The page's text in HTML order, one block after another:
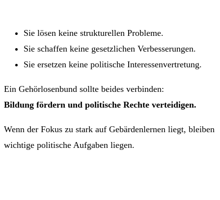
Sie lösen keine strukturellen Probleme.
Sie schaffen keine gesetzlichen Verbesserungen.
Sie ersetzen keine politische Interessenvertretung.
Ein Gehörlosenbund sollte beides verbinden:
Bildung fördern und politische Rechte verteidigen.
Wenn der Fokus zu stark auf Gebärdenlernen liegt, bleiben
wichtige politische Aufgaben liegen.